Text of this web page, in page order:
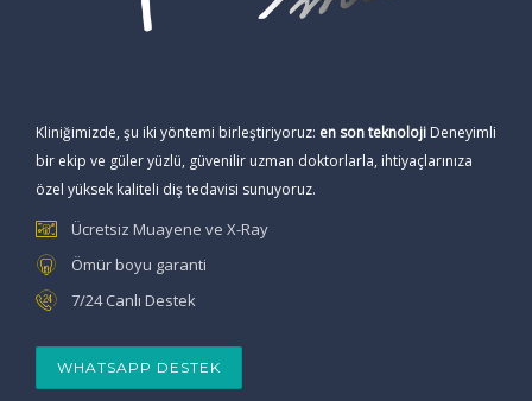
Kliniğimizde, şu iki yöntemi birleştiriyoruz: en son teknoloji Deneyimli
bir ekip ve güler yüzlü, güvenilir uzman doktorlarla, ihtiyaçlarınıza
özel yüksek kaliteli diş tedavisi sunuyoruz.
Ücretsiz Muayene ve X-Ray
Ömür boyu garanti
7/24 Canlı Destek
WHATSAPP DESTEK